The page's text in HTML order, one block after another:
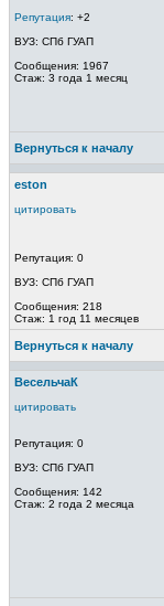
Репутация: +2
ВУЗ: СПб ГУАП
Сообщения: 1967
Стаж: 3 года 1 месяц
Вернуться к началу
eston
цитировать
Репутация: 0
ВУЗ: СПб ГУАП
Сообщения: 218
Стаж: 1 год 11 месяцев
Вернуться к началу
ВесельчаК
цитировать
Репутация: 0
ВУЗ: СПб ГУАП
Сообщения: 142
Стаж: 2 года 2 месяца